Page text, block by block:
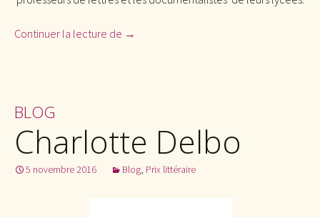
Continuer la lecture de Femina des lycéens
→
BLOG
Charlotte Delbo
5 novembre 2016 Blog, Prix littéraire